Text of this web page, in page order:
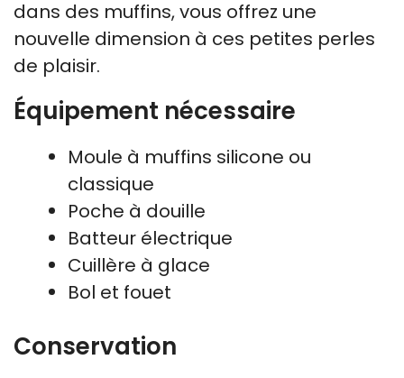
dans des muffins, vous offrez une
nouvelle dimension à ces petites perles
de plaisir.
Équipement nécessaire
Moule à muffins silicone ou
classique
Poche à douille
Batteur électrique
Cuillère à glace
Bol et fouet
Conservation